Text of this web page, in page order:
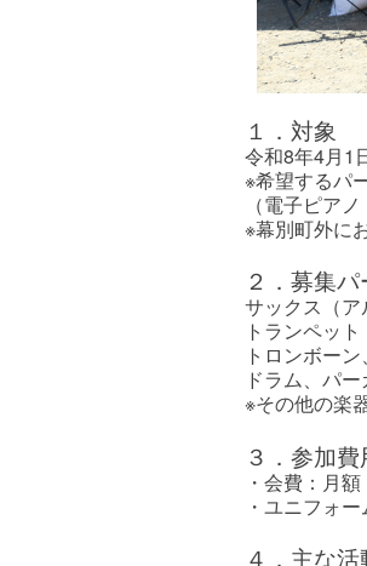
１．対象
令和8年4月1
※希望するパ
（電子ピア
※幕別町外に
２ ．募集パ
サックス（ア
トランペッ
トロンボー
ドラム、パ
※その他の楽
３．参加費
・会費：月
・ユニフォ
４．主な活